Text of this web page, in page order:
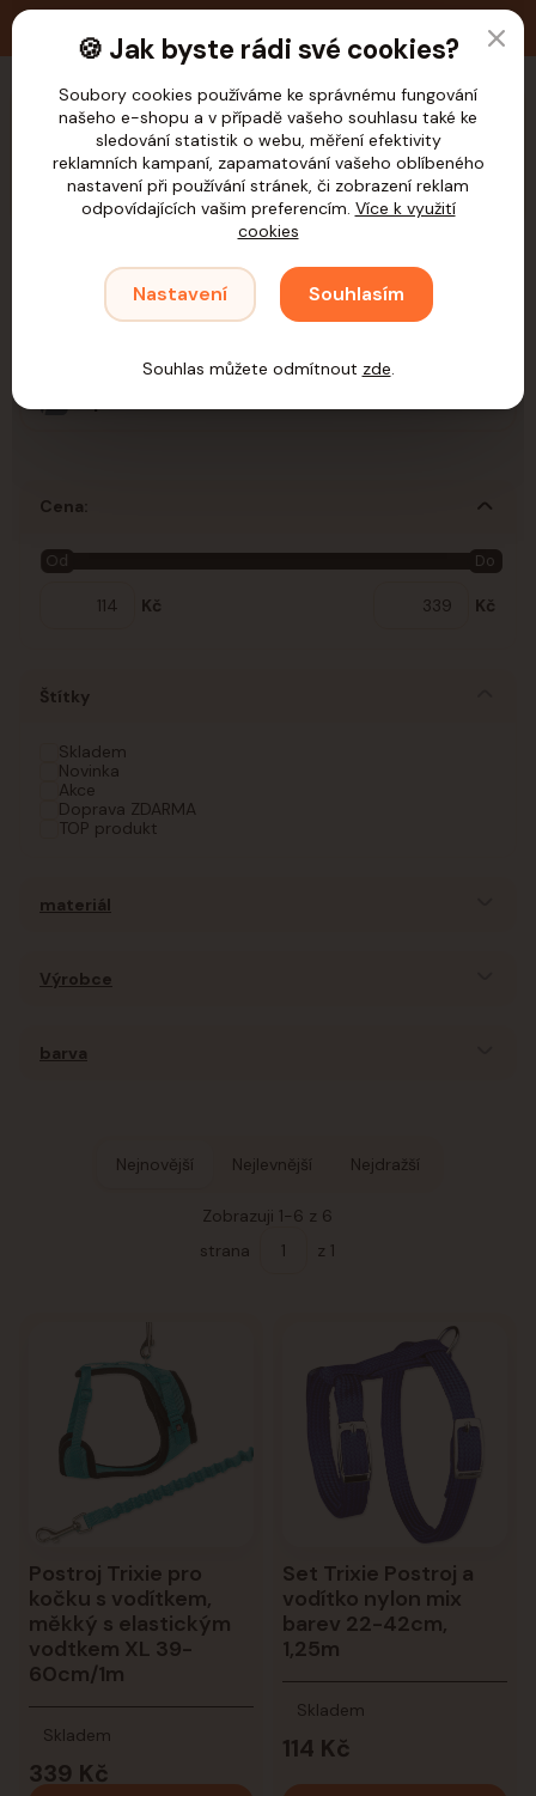
CZK
Kočky Venčení Postroje
Postroje
Cena:
Kč
Od Do
Kč
Štítky
Skladem
Novinka
Akce
Doprava ZDARMA
TOP produkt
materiál
Výrobce
barva
Nejnovější Nejlevnější Nejdražší
Zobrazuji 1-6 z 6
strana
z 1
Postroj Trixie pro
kočku s vodítkem,
měkký s elastickým
vodtkem XL 39-
60cm/1m
339 Kč
Skladem
Set Trixie Postroj a
vodítko nylon mix
barev 22-42cm,
1,25m
114 Kč
Skladem
🍪 Jak byste rádi své cookies?
Soubory cookies používáme ke správnému fungování
našeho e-shopu a v případě vašeho souhlasu také ke
sledování statistik o webu, měření efektivity
reklamních kampaní, zapamatování vašeho oblíbeného
nastavení při používání stránek, či zobrazení reklam
odpovídajících vašim preferencím. Více k využití
cookies
Nastavení Souhlasím
Souhlas můžete odmítnout zde.